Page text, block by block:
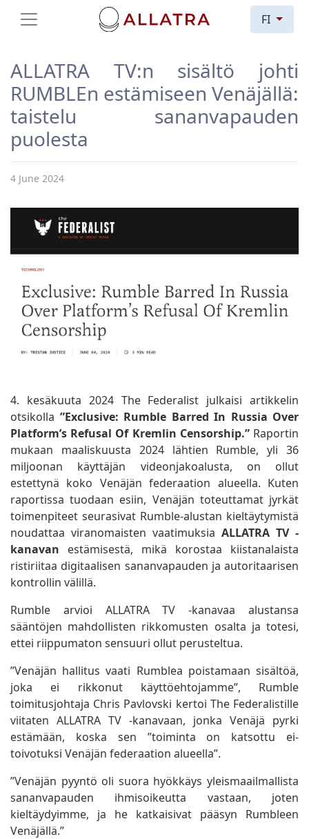
FI
ALLATRA TV:n sisältö johti
RUMBLEn estämiseen Venäjällä:
taistelu sananvapauden
puolesta
4 June 2024
4. kesäkuuta 2024 The Federalist julkaisi artikkelin
otsikolla ”Exclusive: Rumble Barred In Russia Over
Platform’s Refusal Of Kremlin Censorship.” Raportin
mukaan maaliskuusta 2024 lähtien Rumble, yli 36
miljoonan käyttäjän videonjakoalusta, on ollut
estettynä koko Venäjän federaation alueella. Kuten
raportissa tuodaan esiin, Venäjän toteuttamat jyrkät
toimenpiteet seurasivat Rumble-alustan kieltäytymistä
noudattaa viranomaisten vaatimuksia ALLATRA TV -
kanavan estämisestä, mikä korostaa kiistanalaista
ristiriitaa digitaalisen sananvapauden ja autoritaarisen
kontrollin välillä.
Rumble arvioi ALLATRA TV -kanavaa alustansa
sääntöjen mahdollisten rikkomusten osalta ja totesi,
ettei riippumaton sensuuri ollut perusteltua.
”Venäjän hallitus vaati Rumblea poistamaan sisältöä,
joka ei rikkonut käyttöehtojamme”, Rumble
toimitusjohtaja Chris Pavlovski kertoi The Federalistille
viitaten ALLATRA TV -kanavaan, jonka Venäjä pyrki
estämään, koska sen ”toiminta on katsottu ei-
toivotuksi Venäjän federaation alueella”.
”Venäjän pyyntö oli suora hyökkäys yleismaailmallista
sananvapauden ihmisoikeutta vastaan, joten
kieltäydyimme, ja he katkaisivat pääsyn Rumbleen
Venäjällä.”